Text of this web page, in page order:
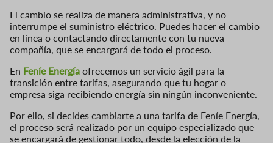
El cambio se realiza de manera administrativa, y no
interrumpe el suministro eléctrico. Puedes hacer el cambio
en línea o contactando directamente con tu nueva
compañía, que se encargará de todo el proceso.
En Feníe Energía ofrecemos un servicio ágil para la
transición entre tarifas, asegurando que tu hogar o
empresa siga recibiendo energía sin ningún inconveniente.
Por ello, si decides cambiarte a una tarifa de Feníe Energía,
el proceso será realizado por un equipo especializado que
se encargará de gestionar todo, desde la elección de la